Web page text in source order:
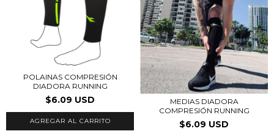
POLAINAS COMPRESIÓN
DIADORA RUNNING
$6.09 USD
MEDIAS DIADORA
COMPRESIÓN RUNNING
$6.09 USD